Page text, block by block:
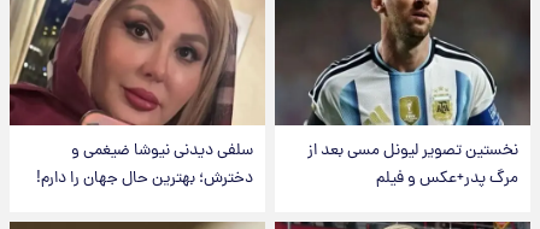
نخستین تصویر لیونل مسی بعد از
مرگ پدر+عکس و فیلم
سلفی دیدنی نیوشا ضیغمی و
دخترش؛ بهترین حال جهان را دارم!